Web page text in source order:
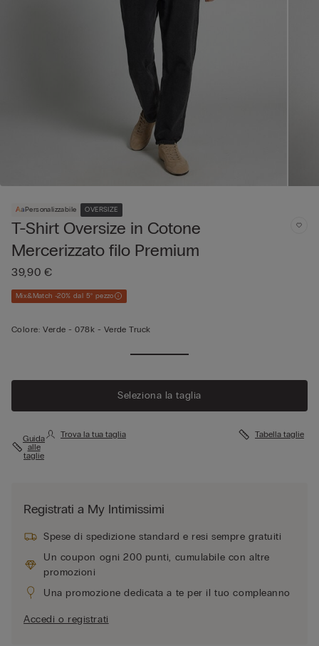
Personalizzabile OVERSIZE
T-Shirt Oversize in Cotone
Mercerizzato filo Premium
39,90 €
Mix&Match -20% dal 5° pezzo
Colore: Verde -078k - Verde Truck
Seleziona la taglia
Guida
alle
taglie
Trova la tua taglia Tabella taglie
Registrati a My Intimissimi
Spese di spedizione standard e resi sempre gratuiti
Un coupon ogni 200 punti, cumulabile con altre
promozioni
Una promozione dedicata a te per il tuo compleanno
Accedi o registrati